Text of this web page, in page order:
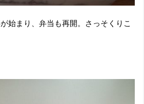
始まり、弁当も再開。さっそくりこ